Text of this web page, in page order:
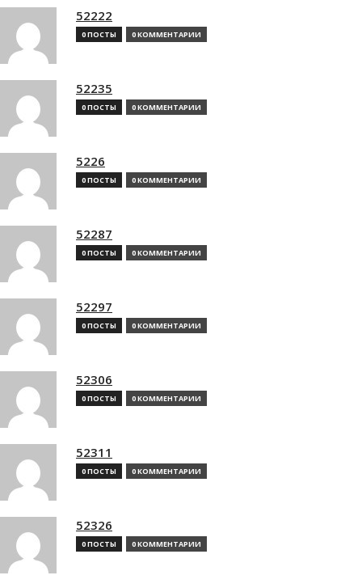
52222
0 ПОСТЫ 0 КОММЕНТАРИИ
52235
0 ПОСТЫ 0 КОММЕНТАРИИ
5226
0 ПОСТЫ 0 КОММЕНТАРИИ
52287
0 ПОСТЫ 0 КОММЕНТАРИИ
52297
0 ПОСТЫ 0 КОММЕНТАРИИ
52306
0 ПОСТЫ 0 КОММЕНТАРИИ
52311
0 ПОСТЫ 0 КОММЕНТАРИИ
52326
0 ПОСТЫ 0 КОММЕНТАРИИ